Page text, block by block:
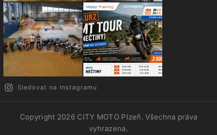
Sledovat na Instagramu
Copyright 2026 CITY MOTO Plzeň. Všechna práva
vyhrazena.